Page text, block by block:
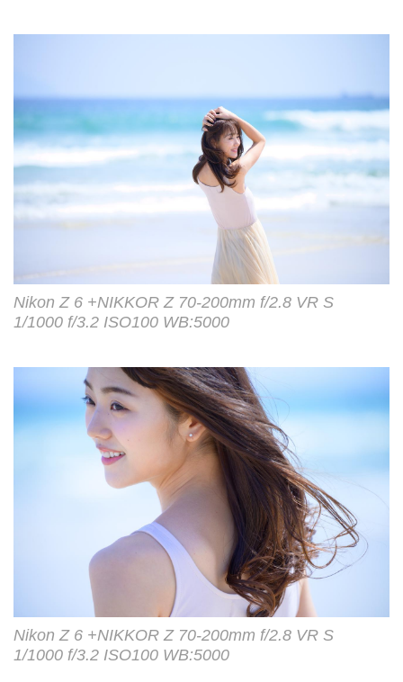
Nikon Z 6 +NIKKOR Z 70-200mm f/2.8 VR S
1/1000 f/3.2 ISO100 WB:5000
Nikon Z 6 +NIKKOR Z 70-200mm f/2.8 VR S
1/1000 f/3.2 ISO100 WB:5000